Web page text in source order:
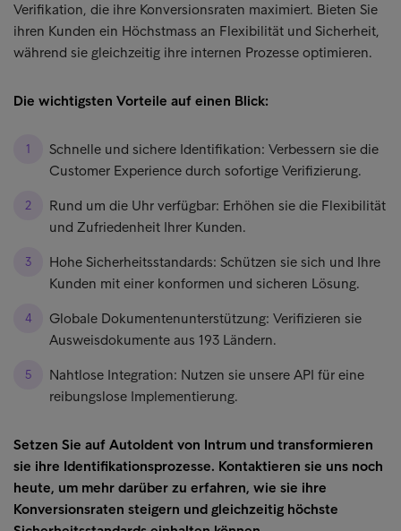
Verifikation, die ihre Konversionsraten maximiert. Bieten Sie
ihren Kunden ein Höchstmass an Flexibilität und Sicherheit,
während sie gleichzeitig ihre internen Prozesse optimieren.
Die wichtigsten Vorteile auf einen Blick:
Schnelle und sichere Identifikation: Verbessern sie die
Customer Experience durch sofortige Verifizierung.
Rund um die Uhr verfügbar: Erhöhen sie die Flexibilität
und Zufriedenheit Ihrer Kunden.
Hohe Sicherheitsstandards: Schützen sie sich und Ihre
Kunden mit einer konformen und sicheren Lösung.
Globale Dokumentenunterstützung: Verifizieren sie
Ausweisdokumente aus 193 Ländern.
Nahtlose Integration: Nutzen sie unsere API für eine
reibungslose Implementierung.
Setzen Sie auf AutoIdent von Intrum und transformieren
sie ihre Identifikationsprozesse. Kontaktieren sie uns noch
heute, um mehr darüber zu erfahren, wie sie ihre
Konversionsraten steigern und gleichzeitig höchste